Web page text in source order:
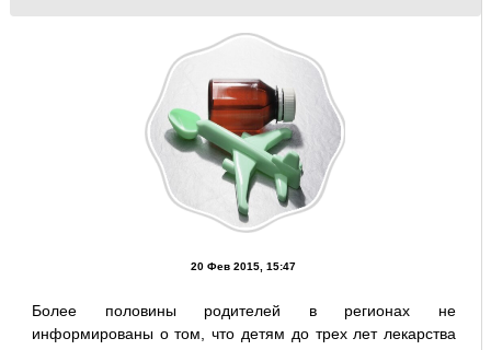
20 Фев 2015, 15:47
Более половины родителей в регионах не
информированы о том, что детям до трех лет лекарства